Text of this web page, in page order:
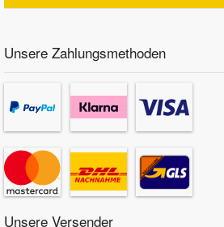
Unsere Zahlungsmethoden
Unsere Versender